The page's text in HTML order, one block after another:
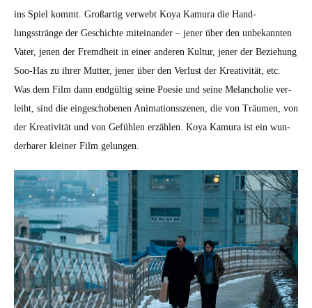
ins Spiel kommt. Großar­tig ver­webt Koya Kamu­ra die Hand­
lungsstränge der Geschichte miteinan­der – jen­er über den unbekan­nten
Vater, jenen der Fremd­heit in ein­er anderen Kul­tur, jen­er der Beziehung
Soo-Has zu ihrer Mut­ter, jen­er über den Ver­lust der Kreativ­ität, etc.
Was dem Film dann endgültig seine Poe­sie und seine Melan­cholie ver­
lei­ht, sind die eingeschobe­nen Ani­ma­tion­sszenen, die von Träu­men, von
der Kreativ­ität und von Gefühlen erzählen. Koya Kamu­ra ist ein wun­
der­bar­er klein­er Film gelun­gen.